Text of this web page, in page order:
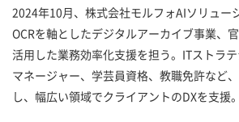
2024年10月、株式会社モルフォAIソリュー
OCRを軸としたデジタルアーカイブ事業、
活用した業務効率化支援を担う。ITストラ
マネージャー、学芸員資格、教職免許など
し、幅広い領域でクライアントのDXを支援。